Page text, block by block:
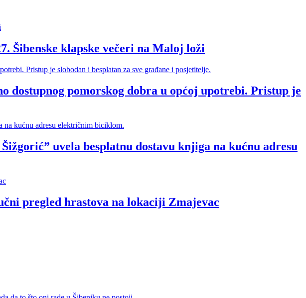
Šibenske klapske večeri na Maloj loži
dostupnog pomorskog dobra u općoj upotrebi. Pristup je
uvela besplatnu dostavu knjiga na kućnu adresu
pregled hrastova na lokaciji Zmajevac